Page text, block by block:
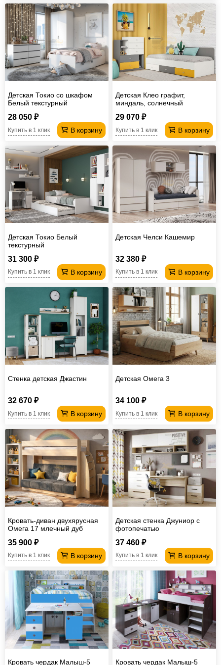
Детская Токио со шкафом
Белый текстурный
28 050 ₽
В корзину
Купить в 1 клик
Детская Клео графит,
миндаль, солнечный
29 070 ₽
В корзину
Купить в 1 клик
Детская Токио Белый
текстурный
31 300 ₽
В корзину
Купить в 1 клик
Детская Челси Кашемир
32 380 ₽
В корзину
Купить в 1 клик
Стенка детская Джастин
32 670 ₽
В корзину
Купить в 1 клик
Детская Омега 3
34 100 ₽
В корзину
Купить в 1 клик
Кровать-диван двухярусная
Омега 17 млечный дуб
35 900 ₽
В корзину
Купить в 1 клик
Детская стенка Джуниор с
фотопечатью
37 460 ₽
В корзину
Купить в 1 клик
Кровать чердак Малыш-5 Кровать чердак Малыш-5